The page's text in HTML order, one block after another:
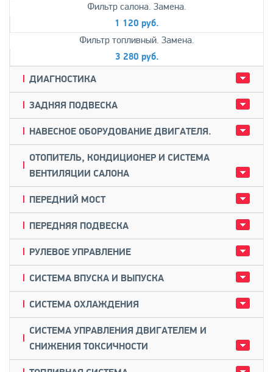
Фильтр салона. Замена.
1 120 руб.
Фильтр топливный. Замена.
3 280 руб.
ДИАГНОСТИКА
ЗАДНЯЯ ПОДВЕСКА
НАВЕСНОЕ ОБОРУДОВАНИЕ ДВИГАТЕЛЯ.
ОТОПИТЕЛЬ, КОНДИЦИОНЕР И СИСТЕМА
ВЕНТИЛЯЦИИ САЛОНА
ПЕРЕДНИЙ МОСТ
ПЕРЕДНЯЯ ПОДВЕСКА
РУЛЕВОЕ УПРАВЛЕНИЕ
СИСТЕМА ВПУСКА И ВЫПУСКА
СИСТЕМА ОХЛАЖДЕНИЯ
СИСТЕМА УПРАВЛЕНИЯ ДВИГАТЕЛЕМ И
СНИЖЕНИЯ ТОКСИЧНОСТИ